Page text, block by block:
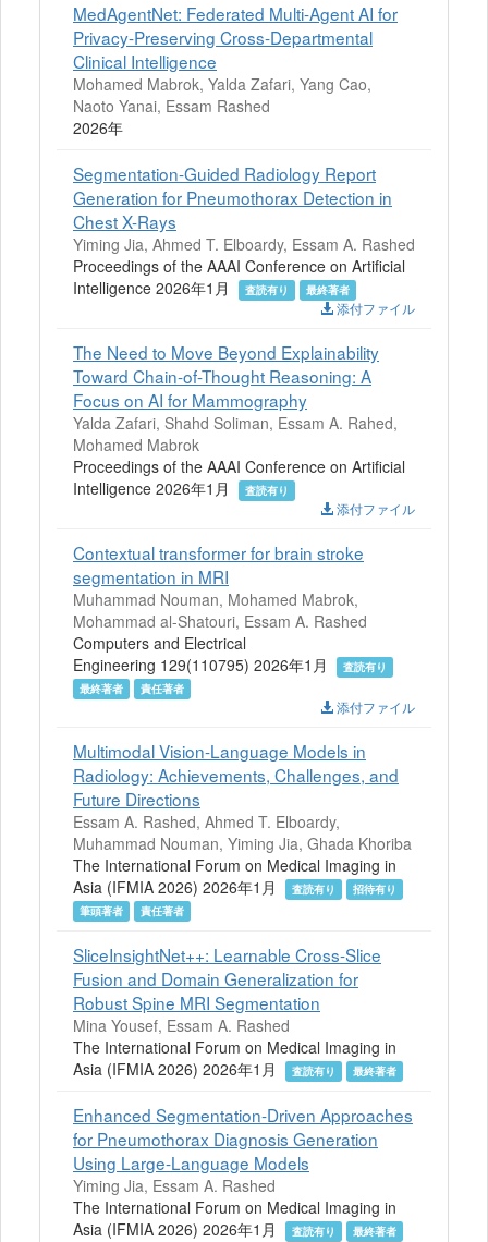
MedAgentNet: Federated Multi-Agent AI for
Privacy-Preserving Cross-Departmental
Clinical Intelligence
Mohamed Mabrok, Yalda Zafari, Yang Cao,
Naoto Yanai, Essam Rashed
2026年
Segmentation-Guided Radiology Report
Generation for Pneumothorax Detection in
Chest X-Rays
Yiming Jia, Ahmed T. Elboardy, Essam A. Rashed
Proceedings of the AAAI Conference on Artificial
Intelligence 2026年1月
査読有り 最終著者
添付ファイル
The Need to Move Beyond Explainability
Toward Chain-of-Thought Reasoning: A
Focus on AI for Mammography
Yalda Zafari, Shahd Soliman, Essam A. Rahed,
Mohamed Mabrok
Proceedings of the AAAI Conference on Artificial
Intelligence 2026年1月
査読有り
添付ファイル
Contextual transformer for brain stroke
segmentation in MRI
Muhammad Nouman, Mohamed Mabrok,
Mohammad al-Shatouri, Essam A. Rashed
Computers and Electrical
Engineering 129(110795) 2026年1月
査読有り
最終著者
責任著者
添付ファイル
Multimodal Vision-Language Models in
Radiology: Achievements, Challenges, and
Future Directions
Essam A. Rashed, Ahmed T. Elboardy,
Muhammad Nouman, Yiming Jia, Ghada Khoriba
The International Forum on Medical Imaging in
Asia (IFMIA 2026) 2026年1月
査読有り
招待有り
筆頭著者
責任著者
SliceInsightNet++: Learnable Cross-Slice
Fusion and Domain Generalization for
Robust Spine MRI Segmentation
Mina Yousef, Essam A. Rashed
The International Forum on Medical Imaging in
Asia (IFMIA 2026) 2026年1月
査読有り 最終著者
Enhanced Segmentation-Driven Approaches
for Pneumothorax Diagnosis Generation
Using Large-Language Models
Yiming Jia, Essam A. Rashed
The International Forum on Medical Imaging in
Asia (IFMIA 2026) 2026年1月
査読有り 最終著者